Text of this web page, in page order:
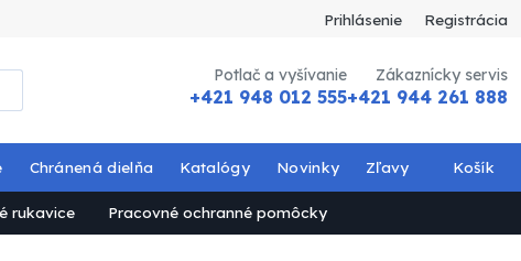
Prihlásenie Registrácia
Potlač a vyšívanie
+421 948 012 555
Zákaznícky servis
+421 944 261 888
rukavice Pracovné ochranné pomôcky
Chránená dielňa Katalógy Novinky Zľavy Košík